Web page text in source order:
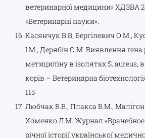
ветеринарної медицини» ХДЗВА
«Ветеринарні науки».
Касянчук В.В, Бергілевич О.М.,
І.М., Дерябін О.М. Bиявлення гена
метициліну в ізолятах S. aureus,
корів – Ветеринарна
115
Любчак В.В., Плакса В.М.,
Хоменко Л.М. Журнал «Врачебное
річної історії української